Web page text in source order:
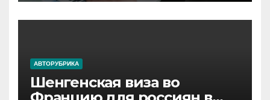
АВТОРУБРИКА
Шенгенская виза во